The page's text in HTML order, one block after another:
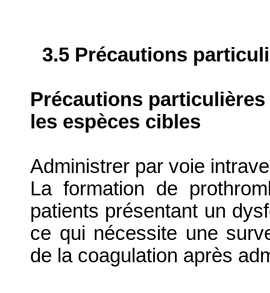
3.5 Précautions
Précautions
les espèces cibles
Administrer par voie
La formation de
patients présentant un
ce qui nécessite une
de la coagulation après